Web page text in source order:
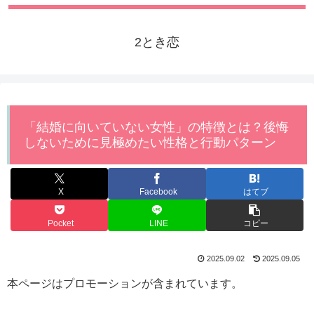
2とき恋
「結婚に向いていない女性」の特徴とは？後悔
しないために見極めたい性格と行動パターン
X Facebook はてブ
Pocket LINE コピー
2025.09.02 2025.09.05
本ページはプロモーションが含まれています。